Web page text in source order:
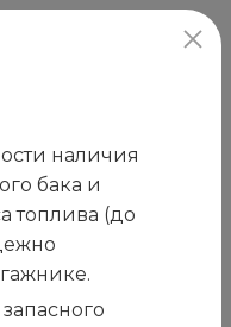
к участию
предложений на
нужд ГМУ
году из двух
наличия
бака и
топлива (до